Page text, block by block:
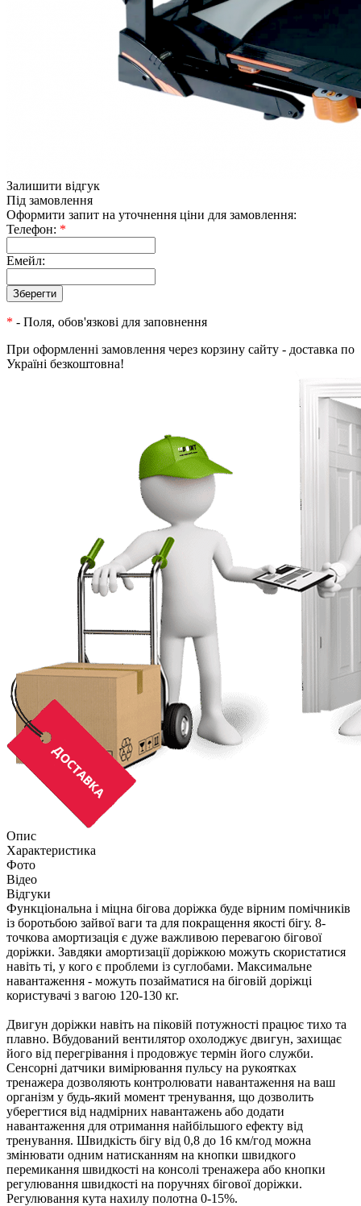
Залишити відгук
Під замовлення
Оформити запит на уточнення ціни для замовлення:
Телефон: *
Емейл:
* - Поля, обов'язкові для заповнення
При оформленні замовлення через корзину сайту - доставка по
Україні безкоштовна!
Опис
Характеристика
Фото
Відео
Відгуки
Функціональна і міцна бігова доріжка буде вірним помічників
із боротьбою зайвої ваги та для покращення якості бігу. 8-
точкова амортизація є дуже важливою перевагою бігової
доріжки. Завдяки амортизації доріжкою можуть скористатися
навіть ті, у кого є проблеми із суглобами. Максимальне
навантаження - можуть позайматися на біговій доріжці
користувачі з вагою 120-130 кг.
Двигун доріжки навіть на піковій потужності працює тихо та
плавно. Вбудований вентилятор охолоджує двигун, захищає
його від перегрівання і продовжує термін його служби.
Сенсорні датчики вимірювання пульсу на рукоятках
тренажера дозволяють контролювати навантаження на ваш
організм у будь-який момент тренування, що дозволить
уберегтися від надмірних навантажень або додати
навантаження для отримання найбільшого ефекту від
тренування. Швидкість бігу від 0,8 до 16 км/год можна
змінювати одним натисканням на кнопки швидкого
перемикання швидкості на консолі тренажера або кнопки
регулювання швидкості на поручнях бігової доріжки.
Регулювання кута нахилу полотна 0-15%.